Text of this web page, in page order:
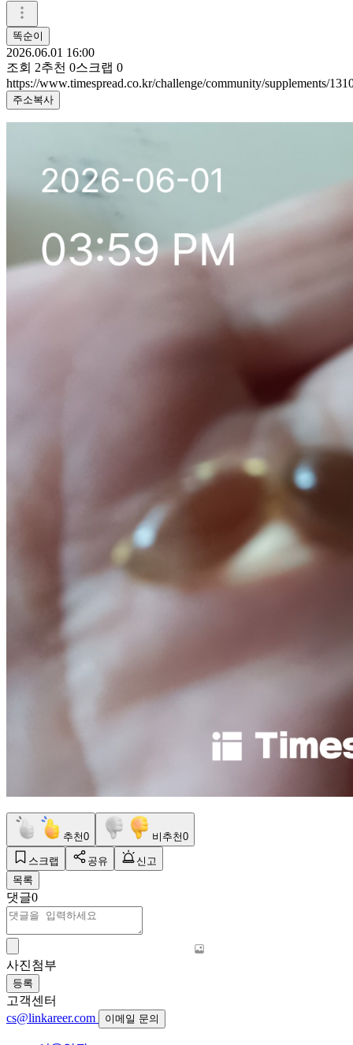
똑순이
2026.06.01 16:00
조회 2추천 0스크랩 0
https://www.timespread.co.kr/challenge/community/supplements/
주소복사
추천0 비추천0
스크랩 공유
신고
목록
댓글0
사진첨부
등록
고객센터
cs@linkareer.com
이메일 문의